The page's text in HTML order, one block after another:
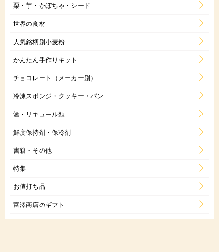
栗・芋・かぼちゃ・シード
世界の食材
人気銘柄別小麦粉
かんたん手作りキット
チョコレート（メーカー別）
冷凍スポンジ・クッキー・パン
酒・リキュール類
鮮度保持剤・保冷剤
書籍・その他
特集
お値打ち品
富澤商店のギフト